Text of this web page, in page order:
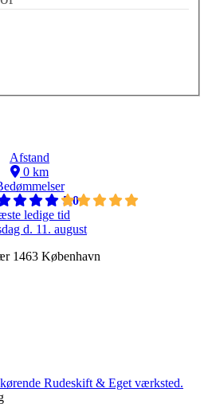
Afstand
0 km
5,0
ledige tid
d. 11. august
1463 København
Rudeskift & Eget værksted.